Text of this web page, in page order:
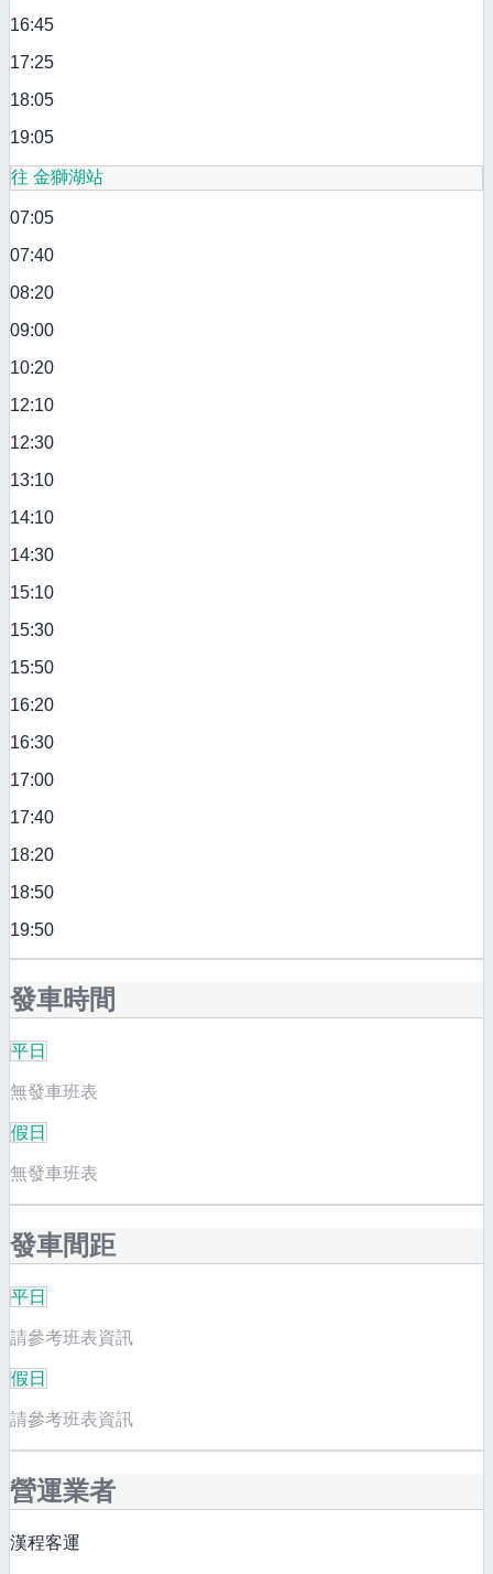
16:45
17:25
18:05
19:05
往 金獅湖站
07:05
07:40
08:20
09:00
10:20
12:10
12:30
13:10
14:10
14:30
15:10
15:30
15:50
16:20
16:30
17:00
17:40
18:20
18:50
19:50
發車時間
平日
無發車班表
假日
無發車班表
發車間距
平日
請參考班表資訊
假日
請參考班表資訊
營運業者
漢程客運